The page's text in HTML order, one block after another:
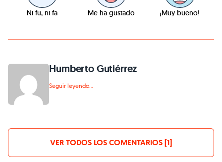
Ni fu, ni fa Me ha gustado ¡Muy bueno!
Humberto Gutiérrez
Seguir leyendo...
VER TODOS LOS COMENTARIOS [1]